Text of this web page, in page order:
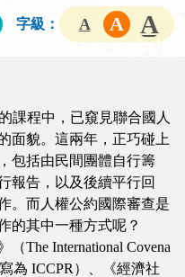
字級：
課程中，已窺見聯合國人
面貌。這兩年，正巧碰上
包括由民間團體自行籌
報告，以及後續平行回
。而人權公約國際審查是
的其中一種方式呢？
The International Covena
為 ICCPR）、《經濟社